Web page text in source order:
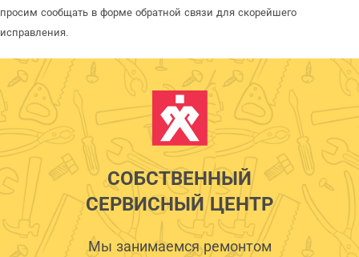
просим сообщать в форме обратной связи для скорейшего
исправления.
СОБСТВЕННЫЙ
СЕРВИСНЫЙ ЦЕНТР
Мы занимаемся ремонтом